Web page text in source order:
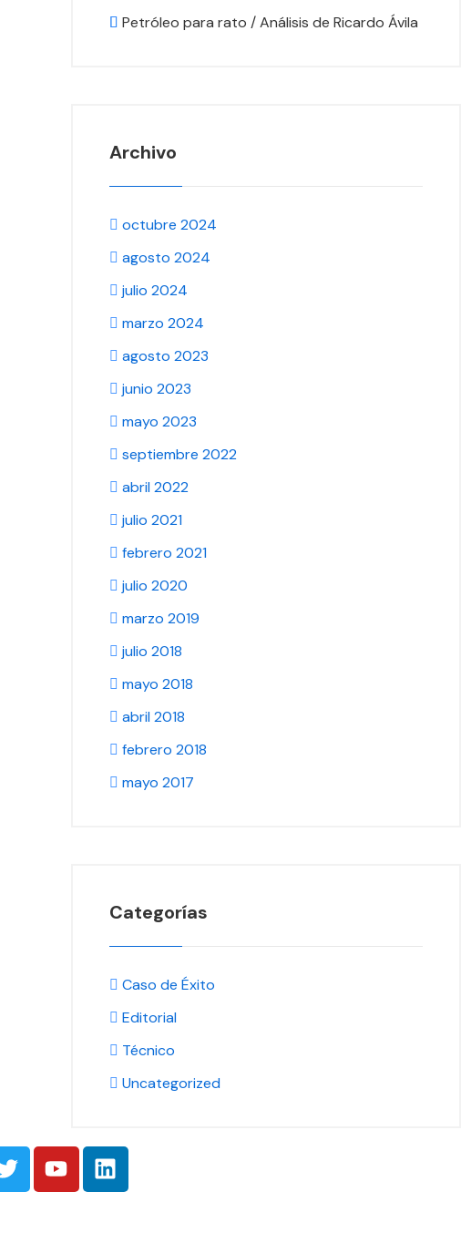
Petróleo para rato / Análisis de Ricardo Ávila
Archivo
octubre 2024
agosto 2024
julio 2024
marzo 2024
agosto 2023
junio 2023
mayo 2023
septiembre 2022
abril 2022
julio 2021
febrero 2021
julio 2020
marzo 2019
julio 2018
mayo 2018
abril 2018
febrero 2018
mayo 2017
Categorías
Caso de Éxito
Editorial
Técnico
Uncategorized